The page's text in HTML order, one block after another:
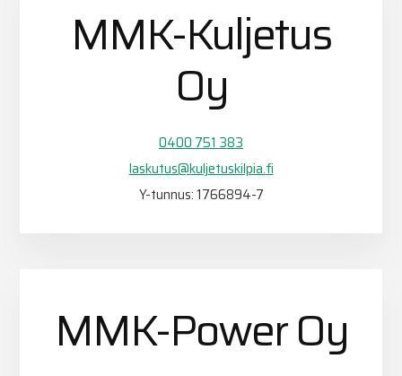
MMK-Kuljetus
Oy
0400 751 383
laskutus@kuljetuskilpia.fi
Y-tunnus: 1766894-7
MMK-Power Oy